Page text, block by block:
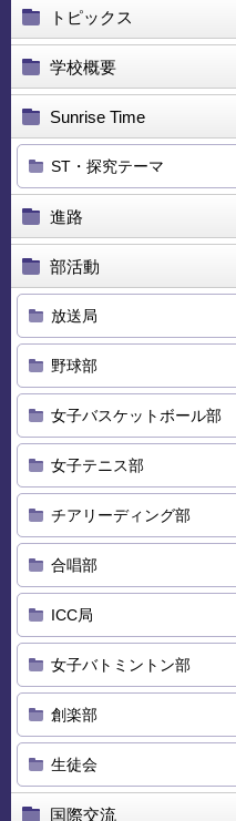
トピックス
学校概要
Sunrise Time
ST・探究テーマ
進路
部活動
放送局
野球部
女子バスケットボール部
女子テニス部
チアリーディング部
合唱部
ICC局
女子バトミントン部
創楽部
生徒会
国際交流